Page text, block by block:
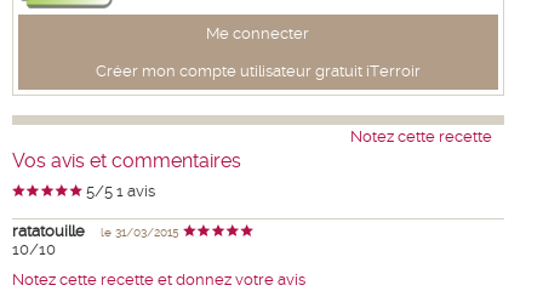
Me connecter
Créer mon compte utilisateur gratuit iTerroir
Notez cette recette
Vos avis et commentaires
5/5 1 avis
ratatouille le 31/03/2015
10/10
Notez cette recette et donnez votre avis